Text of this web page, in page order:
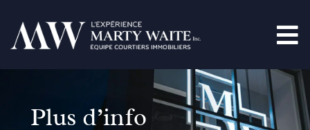
Plus d’info